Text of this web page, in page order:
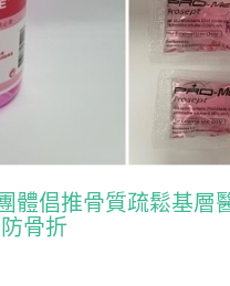
體倡推骨質疏鬆基層
骨折